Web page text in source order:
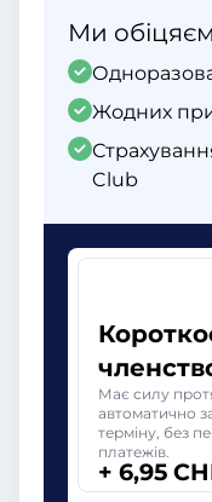
Ми
Жодних
Club
Має силу
автоматично
терміну, без
платежів.
+ 6,95